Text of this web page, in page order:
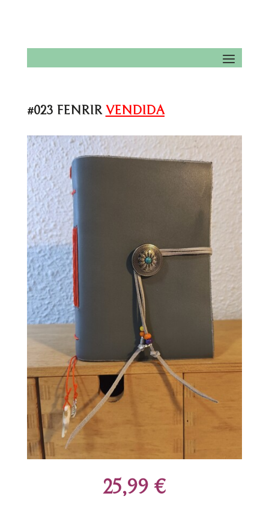
#023 FENRIR VENDIDA
25,99 €